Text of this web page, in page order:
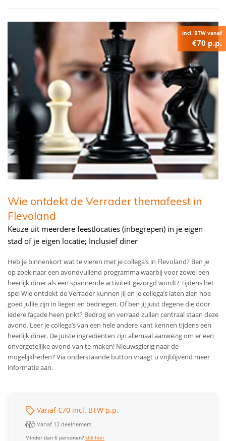
incl. BTW vanaf
€70 p.p.
Wie ontdekt de Verrader themafeest in
Flevoland
Keuze uit meerdere feestlocaties (inbegrepen) in je eigen
stad of je eigen locatie; Inclusief diner
Heb je binnenkort wat te vieren met je collega’s in Flevoland? Ben je
op zoek naar een avondvullend programma waarbij voor zowel een
heerlijk diner als een spannende activiteit gezorgd wordt? Tijdens het
spel Wie ontdekt de Verrader kunnen jij en je collega’s laten zien hoe
goed jullie zijn in liegen en bedriegen. Of ben jij juist degene die door
iedere façade heen prikt? Bedrog en verraad zullen centraal staan deze
avond. Leer je collega’s van een hele andere kant kennen tijdens een
heerlijk diner. De juiste ingrediënten zijn allemaal aanwezig om er een
onvergetelijke avond van te maken! Nieuwsgierig naar de
mogelijkheden? Via onderstaande button vraagt u vrijblijvend meer
informatie aan.
Vanaf €70 incl. BTW p.p.
Vanaf 12 deelnemers
Minder dan 6 personen?klik hier